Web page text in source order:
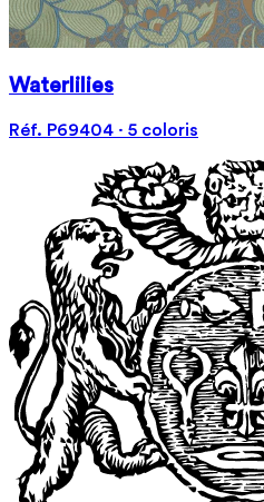
Waterlilies
Réf. P69404 · 5 coloris